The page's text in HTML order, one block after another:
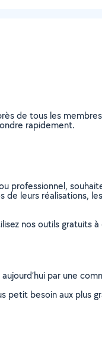
de tous les
rapidement.
professionnel,
leurs réalisations,
nos outils gratuits
par une
petit besoin aux plus